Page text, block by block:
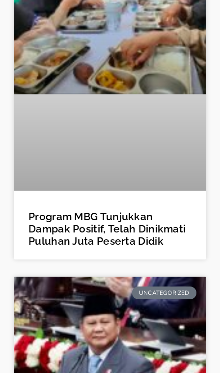
Program MBG Tunjukkan
Dampak Positif, Telah Dinikmati
Puluhan Juta Peserta Didik
UNCATEGORIZED